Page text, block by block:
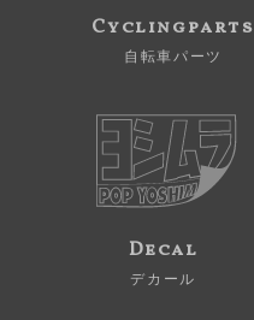
Cyclingparts
自転車パーツ
Decal
デカール